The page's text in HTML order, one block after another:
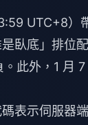
UTC+8）
臥底」排位
此外，1 月
示伺服器